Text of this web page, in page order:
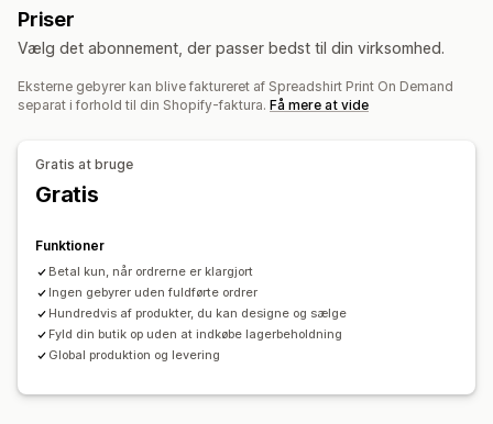
Tasker
Vægkunst
Miljøvenlig Økologisk
Leveringsmuligheder
White label Global klargøring Ordresporing
Kunsthåndværk
Produkter til kæledyr
Indkøbslokationer
Priser
Vælg det abonnement, der passer bedst til din virksomhed.
Eksterne gebyrer kan blive faktureret af Spreadshirt Print On Demand
separat i forhold til din Shopify-faktura. Få mere at vide
Gratis at bruge
Gratis
Funktioner
Betal kun, når ordrerne er klargjort
Ingen gebyrer uden fuldførte ordrer
Hundredvis af produkter, du kan designe og sælge
Fyld din butik op uden at indkøbe lagerbeholdning
Global produktion og levering